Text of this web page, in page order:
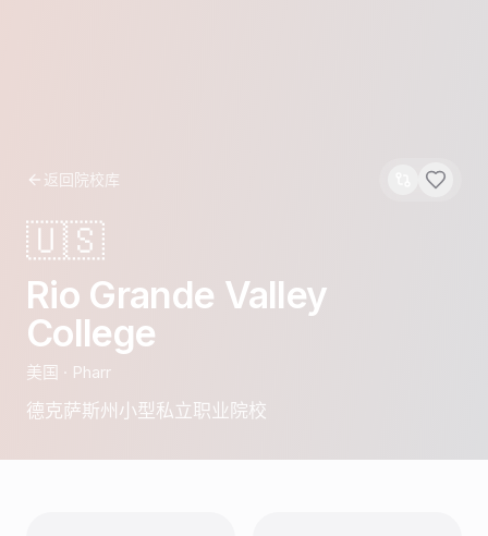
返回院校库
🇺🇸
Rio Grande Valley
College
美国 · Pharr
德克萨斯州小型私立职业院校